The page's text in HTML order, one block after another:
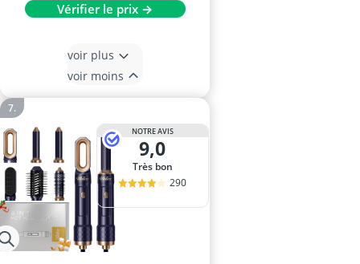
Vérifier le prix →
voir plus
voir moins
NOTRE AVIS
9,0
Très bon
290